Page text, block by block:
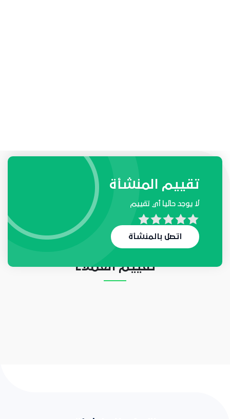
طلبات واحتياجات المنشأة
لا يوجد حاليا أي طلب
تقييم العملاء
تقييم المنشأة
لا يوجد حاليا أي تقييم
اتصل بالمنشأة